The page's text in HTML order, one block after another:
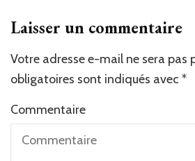
Laisser un commentaire
Votre adresse e-mail ne sera pas
obligatoires sont indiqués avec *
Commentaire
Alternative: